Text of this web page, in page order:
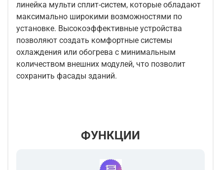
линейка мульти сплит-систем, которые обладают
максимально широкими возможностями по
установке. Высокоэффективные устройства
позволяют создать комфортные системы
охлаждения или обогрева с минимальным
количеством внешних модулей, что позволит
сохранить фасады зданий.
ФУНКЦИИ